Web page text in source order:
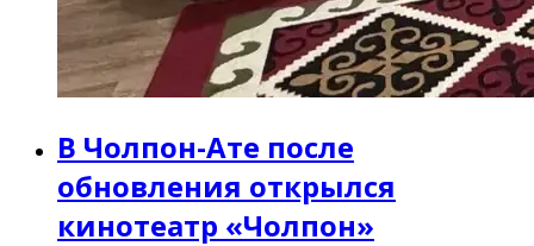
В Чолпон-Ате после
обновления открылся
кинотеатр «Чолпон»